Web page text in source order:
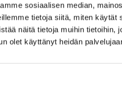
sosiaalisen median,
tietoja siitä, miten käytät
näitä tietoja muihin tietoihin,
olet käyttänyt heidän